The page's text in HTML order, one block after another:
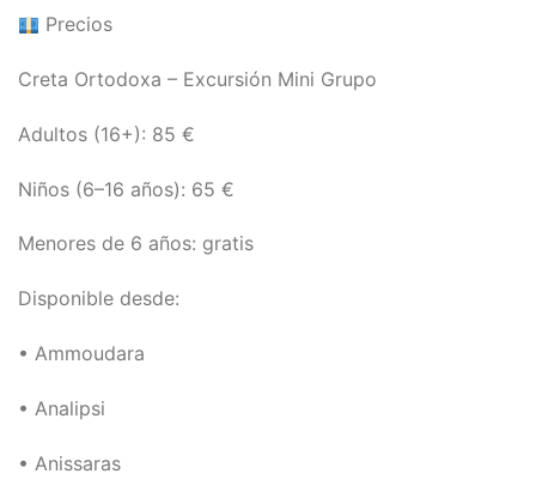
Precios
Creta Ortodoxa – Excursión Mini Grupo
Adultos (16+): 85 €
Niños (6–16 años): 65 €
Menores de 6 años: gratis
Disponible desde:
• Ammoudara
• Analipsi
• Anissaras